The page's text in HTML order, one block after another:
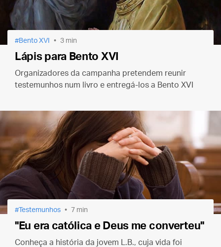
Bento XVI 3 min
Lápis para Bento XVI
Organizadores da campanha pretendem reunir
testemunhos num livro e entregá-los a Bento XVI
Testemunhos 7 min
"Eu era católica e Deus me converteu"
Conheça a história da jovem L.B., cuja vida foi